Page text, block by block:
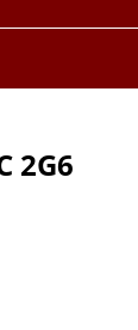
2G6